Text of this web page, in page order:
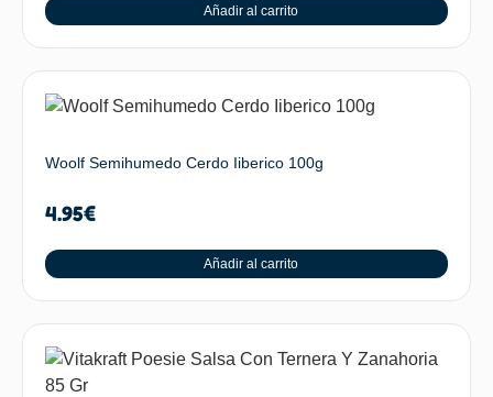
Añadir al carrito
Woolf Semihumedo Cerdo Iiberico 100g
4.95€
Añadir al carrito